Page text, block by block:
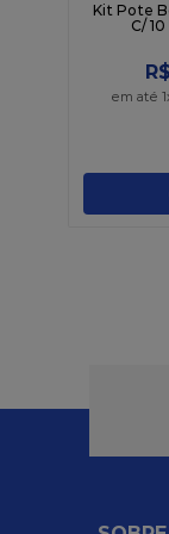
Kit Pote
C/
R$
em até 1